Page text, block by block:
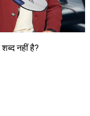
शब्द नहीं है?